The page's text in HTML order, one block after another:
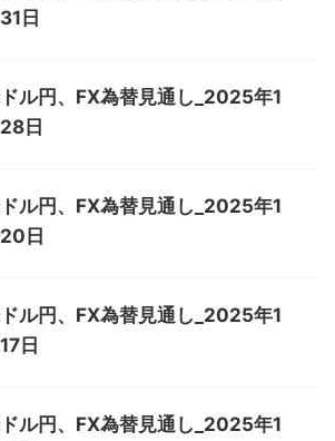
日
ル円、FX為替見通し_2025年1
日
ル円、FX為替見通し_2025年1
日
ル円、FX為替見通し_2025年1
日
ル円、FX為替見通し_2025年1